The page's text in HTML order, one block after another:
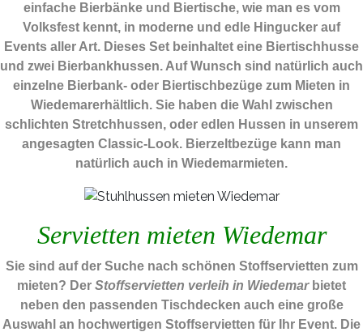
einfache Bierbänke und Biertische, wie man es vom
Volksfest kennt, in moderne und edle Hingucker auf
Events aller Art. Dieses Set beinhaltet eine Biertischhusse
und zwei Bierbankhussen. Auf Wunsch sind natürlich auch
einzelne Bierbank- oder Biertischbezüge zum Mieten in
Wiedemarerhältlich. Sie haben die Wahl zwischen
schlichten Stretchhussen, oder edlen Hussen in unserem
angesagten Classic-Look. Bierzeltbezüge kann man
natürlich auch in Wiedemarmieten.
Servietten mieten Wiedemar
Sie sind auf der Suche nach schönen Stoffservietten zum
mieten? Der Stoffservietten verleih in Wiedemarbietet
neben den passenden Tischdecken auch eine große
Auswahl an hochwertigen Stoffservietten für Ihr Event. Die